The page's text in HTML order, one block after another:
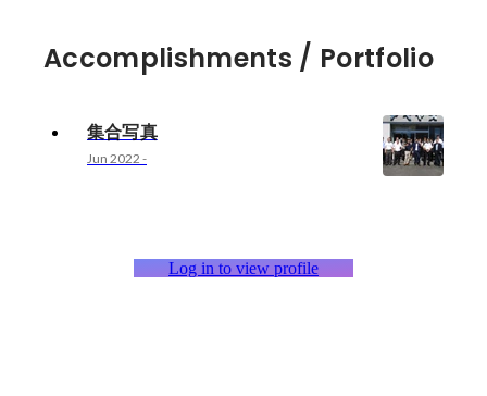
Accomplishments / Portfolio
集合写真
Jun 2022 -
Log in to view profile